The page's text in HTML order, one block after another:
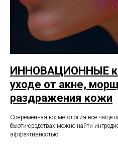
ИННОВАЦИОННЫЕ
уходе от акне,
раздражения кожи
Современная косметология всё чаще
бьюти-средствах можно найти
эффективностью.